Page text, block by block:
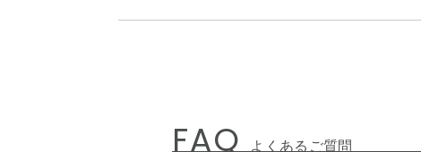
FAQ よくあるご質問